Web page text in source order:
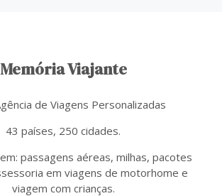
Memória Viajante
de Viagens Personalizadas
43 países, 250 cidades.
passagens aéreas, milhas, pacotes
em viagens de motorhome e
viagem com crianças.